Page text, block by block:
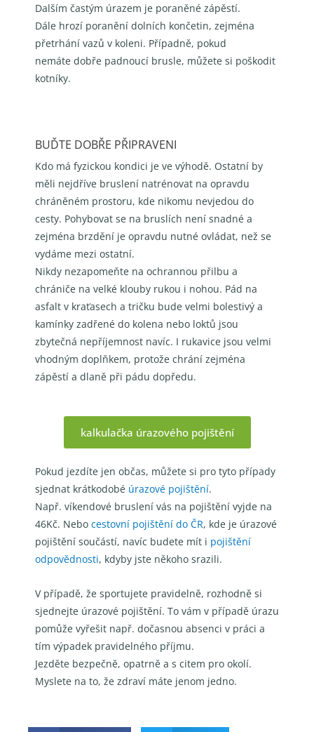
Dalším častým úrazem je poraněné zápěstí.
Dále hrozí poranění dolních končetin, zejména
přetrhání vazů v koleni. Případně, pokud
nemáte dobře padnoucí brusle, můžete si poškodit
kotníky.
BUĎTE DOBŘE PŘIPRAVENI
Kdo má fyzickou kondici je ve výhodě. Ostatní by
měli nejdříve bruslení natrénovat na opravdu
chráněném prostoru, kde nikomu nevjedou do
cesty. Pohybovat se na bruslích není snadné a
zejména brzdění je opravdu nutné ovládat, než se
vydáme mezi ostatní.
Nikdy nezapomeňte na ochrannou přilbu a
chrániče na velké klouby rukou i nohou. Pád na
asfalt v kraťasech a tričku bude velmi bolestivý a
kamínky zadřené do kolena nebo loktů jsou
zbytečná nepříjemnost navíc. I rukavice jsou velmi
vhodným doplňkem, protože chrání zejména
zápěstí a dlaně při pádu dopředu.
kalkulačka úrazového pojištění
Pokud jezdíte jen občas, můžete si pro tyto případy
sjednat krátkodobé úrazové pojištění.
Např. víkendové bruslení vás na pojištění vyjde na
46Kč. Nebo cestovní pojištění do ČR, kde je úrazové
pojištění součástí, navíc budete mít i pojištění
odpovědnosti, kdyby jste někoho srazili.
V případě, že sportujete pravidelně, rozhodně si
sjednejte úrazové pojištění. To vám v případě úrazu
pomůže vyřešit např. dočasnou absenci v práci a
tím výpadek pravidelného příjmu.
Jezděte bezpečně, opatrně a s citem pro okolí.
Myslete na to, že zdraví máte jenom jedno.